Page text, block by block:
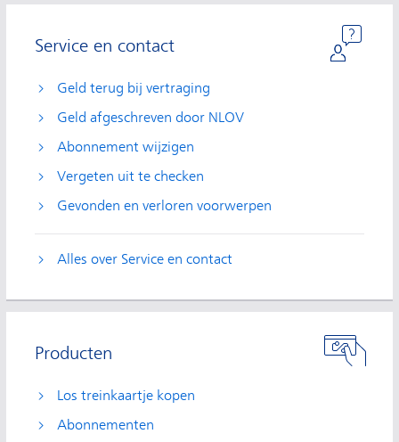
Service en contact
Geld terug bij vertraging
Geld afgeschreven door NLOV
Abonnement wijzigen
Vergeten uit te checken
Gevonden en verloren voorwerpen
Alles over Service en contact
Producten
Los treinkaartje kopen
Abonnementen